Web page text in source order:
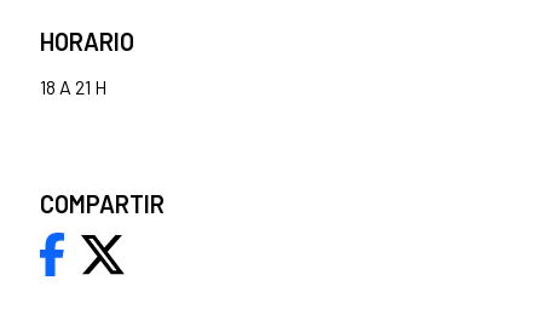
HORARIO
18 A 21 H
COMPARTIR